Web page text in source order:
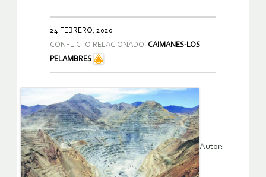
24 FEBRERO, 2020
CONFLICTO RELACIONADO: CAIMANES-LOS
PELAMBRES
Autor: